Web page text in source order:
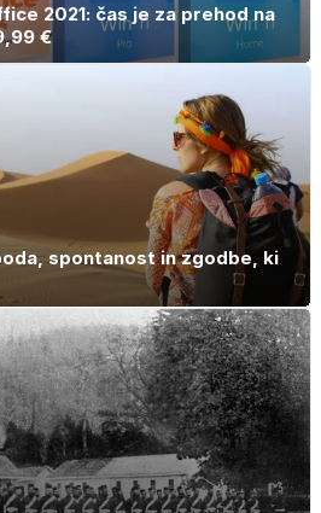
2021: čas je za prehod na
€
spontanost in zgodbe, ki